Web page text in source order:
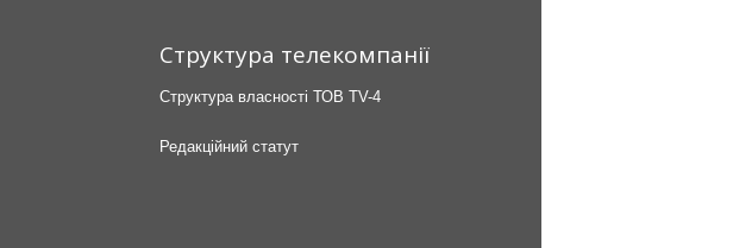
Структура телекомпанії
Структура власності ТОВ TV-4
Редакційний статут